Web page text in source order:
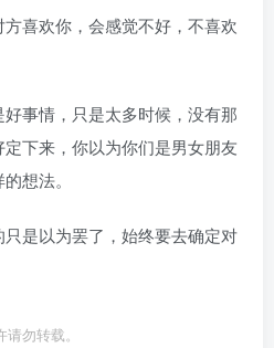
喜欢你，会感觉不好，不喜欢
事情，只是太多时候，没有那
下来，你以为你们是男女朋友
想法。
是以为罢了，始终要去确定对
勿转载。